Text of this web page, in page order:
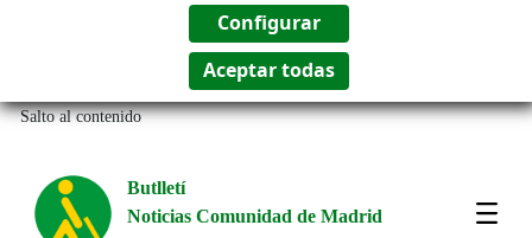
Salto al contenido
Butlletí
Noticias Comunidad de Madrid